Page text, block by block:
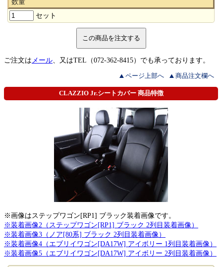
セット
ご注文は メール 、又はTEL（072-362-8415）でも承っております。
ページ上部へ 商品注文欄へ
CLAZZIO Jr.シートカバー 商品特徴
※画像はステップワゴン[RP1] ブラック装着画像です。
※装着画像2（ステップワゴン[RP1] ブラック 2列目装着画像）
※装着画像3（ノア[80系] ブラック 2列目装着画像）
※装着画像4（エブリイワゴン[DA17W] アイボリー 1列目装着画像）
※装着画像5（エブリイワゴン[DA17W] アイボリー 2列目装着画像）